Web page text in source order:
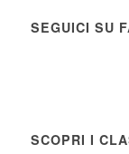
SEGUICI SU
SCOPRI I